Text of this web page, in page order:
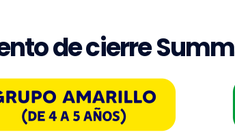
ntodecierreSumm